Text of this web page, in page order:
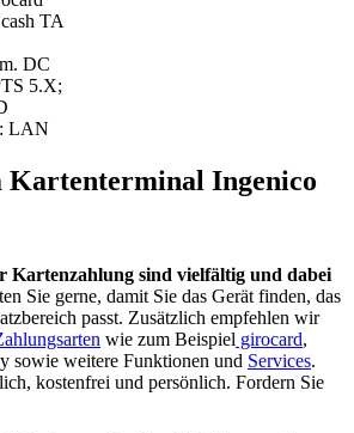
TA
DC
5.X;
LAN
Kartenterminal Ingenico
Kartenzahlung sind vielfältig und dabei
Sie gerne, damit Sie das Gerät finden, das
passt. Zusätzlich empfehlen wir
wie zum Beispiel girocard,
sowie weitere Funktionen und Services.
kostenfrei und persönlich. Fordern Sie